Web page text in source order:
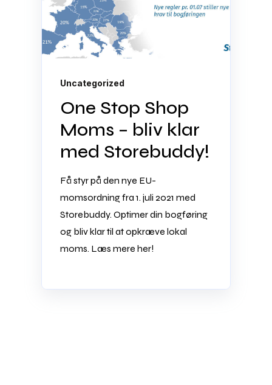
Uncategorized
One Stop Shop
Moms – bliv klar
med Storebuddy!
Få styr på den nye EU-
momsordning fra 1. juli 2021 med
Storebuddy. Optimer din bogføring
og bliv klar til at opkræve lokal
moms. Læs mere her!